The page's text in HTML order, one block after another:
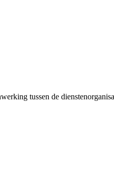
tussen de